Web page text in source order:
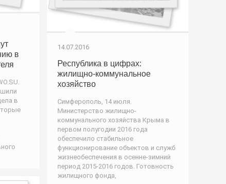
в
в
14.07.2016
Республика в цифрах:
жилищно-коммунальное
хозяйство
Симферополь, 14 июля.
Министерство жилищно-
коммунального хозяйства Крыма в
первом полугодии 2016 года
обеспечило стабильное
функционирование объектов и служб
жизнеобеспечения в осенне-зимний
период 2015-2016 годов. Готовность
жилищного фонда,